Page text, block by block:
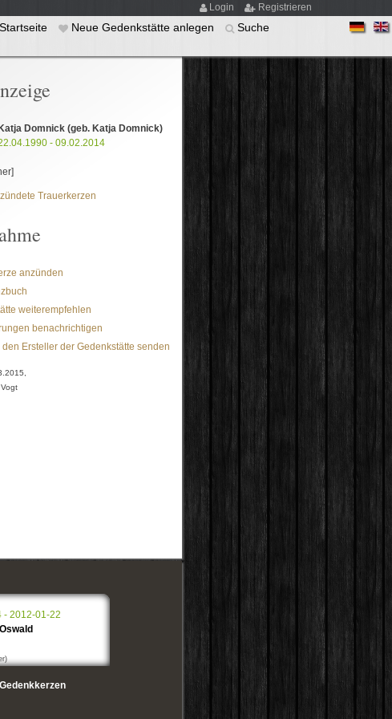
Login Registrieren
Startseite Neue Gedenkstätte anlegen Suche
Domnick (geb. Katja Domnick)
- 09.02.2014
Trauerkerzen
anzünden
weiterempfehlen
benachrichtigen
den Ersteller der Gedenkstätte senden
- 2012-01-22